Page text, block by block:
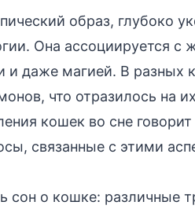
образ, глубоко
Она ассоциируется
и даже магией. В разных
что отразилось на
кошек во сне
связанные с этими
сон о кошке: различные